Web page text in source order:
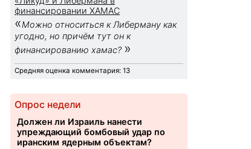
финансировании ХАМАС
«Можно относиться к Либерману как
угодно, но причём тут он к
финансированию хамас? »
Средняя оценка комментария: 13
Опрос недели
Должен ли Израиль нанести
упреждающий бомбовый удар по
иранским ядерным объектам?